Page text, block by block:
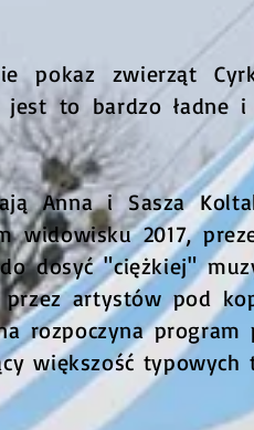
pokaz zwierząt
to bardzo ładne i
Anna i Sasza
widowisku 2017,
dosyć "ciężkiej"
artystów pod
rozpoczyna
większość